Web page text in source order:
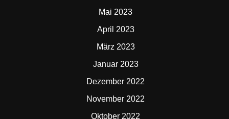
Mai 2023
April 2023
März 2023
Januar 2023
Dezember 2022
November 2022
Oktober 2022